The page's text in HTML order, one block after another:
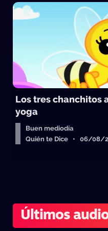
Los tres chanchitos
yoga
Buen mediodía
Quién te Dice • 06/08/
Últimos